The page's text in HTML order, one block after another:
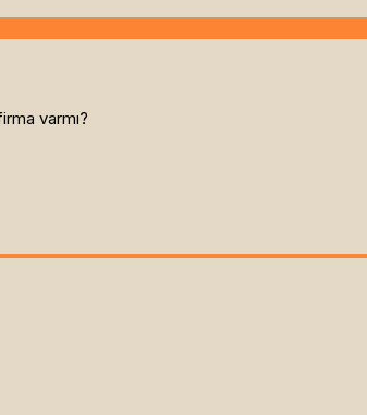
varmı?